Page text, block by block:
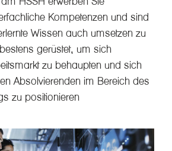
Kompetenzen und sind
Wissen auch umsetzen zu
gerüstet, um sich
zu behaupten und sich
Absolvierenden im Bereich des
zu positionieren